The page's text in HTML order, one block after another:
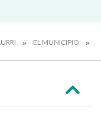
EL MUNICIPIO